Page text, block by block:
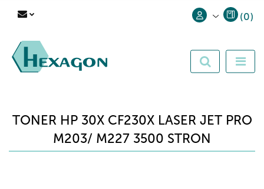
Zarejestruj się
(0)
TONER HP 30X CF230X LASER JET PRO
M203/ M227 3500 STRON